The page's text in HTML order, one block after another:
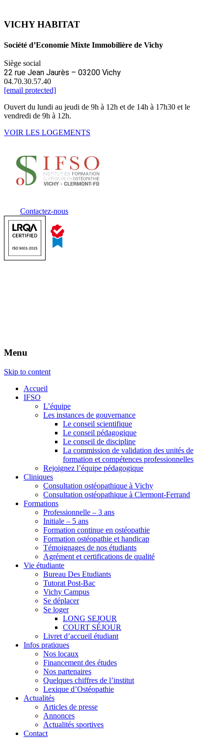
VICHY HABITAT
Société d’Economie Mixte Immobilière de Vichy
Siège social
22 rue Jean Jaurès – 03200 Vichy
04.70.30.57.40
[email protected]
Ouvert du lundi au jeudi de 9h à 12h et de 14h à 17h30 et le
vendredi de 9h à 12h.
VOIR LES LOGEMENTS
Contactez-nous
Menu
Skip to content
Accueil
IFSO
L’équipe
Les instances de gouvernance
Le conseil scientifique
Le conseil pédagogique
Le conseil de discipline
La commission de validation des unités de
formation et compétences professionnelles
Rejoignez l’équipe pédagogique
Cliniques
Consultation ostéopathique à Vichy
Consultation ostéopathique à Clermont-Ferrand
Formations
Professionnelle – 3 ans
Initiale – 5 ans
Formation continue en ostéopathie
Formation ostéopathie et handicap
Témoignages de nos étudiants
Agrément et certifications de qualité
Vie étudiante
Bureau Des Etudiants
Tutorat Post-Bac
Vichy Campus
Se déplacer
Se loger
LONG SEJOUR
COURT SÉJOUR
Livret d’accueil étudiant
Infos pratiques
Nos locaux
Financement des études
Nos partenaires
Quelques chiffres de l’institut
Lexique d’Ostéopathie
Actualités
Articles de presse
Annonces
Actualités sportives
Contact